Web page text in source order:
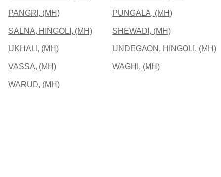
PANGRI, (MH) PUNGALA, (MH)
SALNA, HINGOLI, (MH) SHEWADI, (MH)
UKHALI, (MH) UNDEGAON, HINGOLI, (MH)
VASSA, (MH) WAGHI, (MH)
WARUD, (MH)